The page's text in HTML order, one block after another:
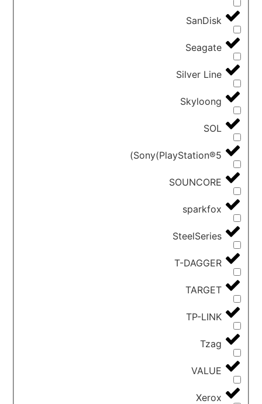
SanDisk
Seagate
Silver Line
Skyloong
SOL
Sony(PlayStation®5)
SOUNCORE
sparkfox
SteelSeries
T-DAGGER
TARGET
TP-LINK
Tzag
VALUE
Xerox